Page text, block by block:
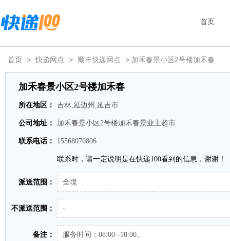
首页
首页 > 快递网点 > 顺丰快递网点 > 加禾春景小区2号楼加禾春
加禾春景小区2号楼加禾春
所在地区： 吉林,延边州,延吉市
公司地址： 加禾春景小区2号楼加禾春景业主超市
联系电话： 15568070806
联系时，请一定说明是在快递100看到的信息，谢谢！
派送范围： 全境
不派送范围： -
备注： 服务时间：08:00--18:00。